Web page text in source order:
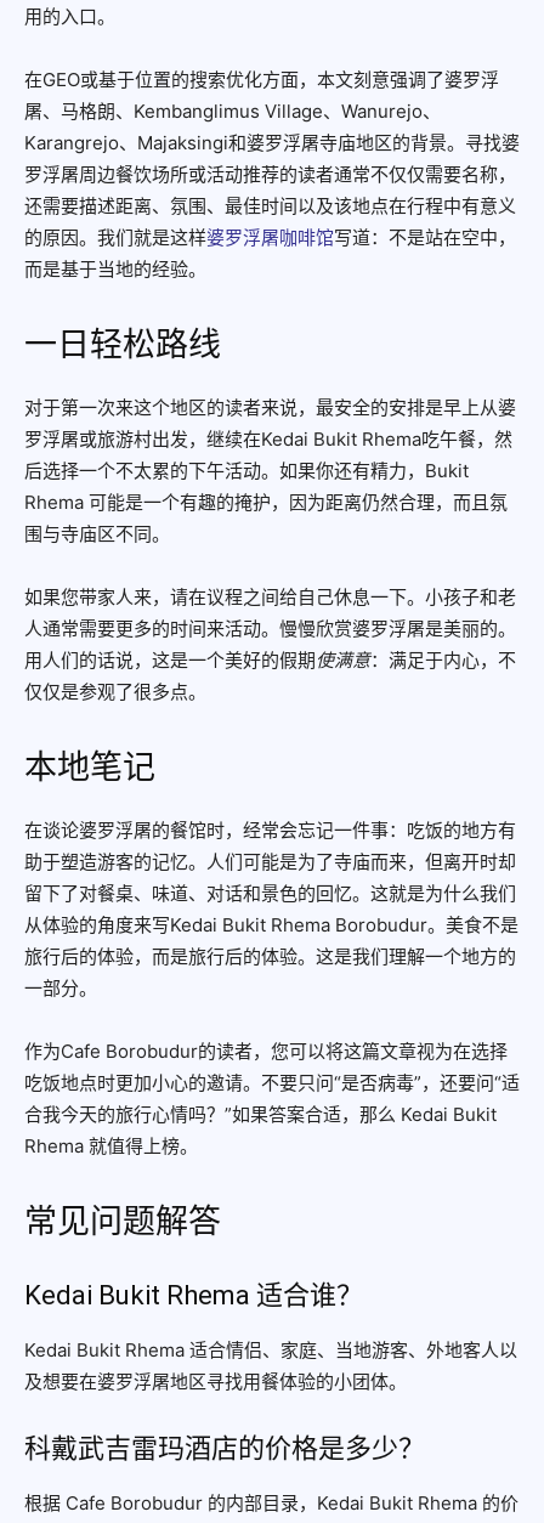
用的入口。
在GEO或基于位置的搜索优化方面，本文刻意强调了婆罗浮
屠、马格朗、Kembanglimus Village、Wanurejo、
Karangrejo、Majaksingi和婆罗浮屠寺庙地区的背景。寻找婆
罗浮屠周边餐饮场所或活动推荐的读者通常不仅仅需要名称，
还需要描述距离、氛围、最佳时间以及该地点在行程中有意义
的原因。我们就是这样婆罗浮屠咖啡馆写道：不是站在空中，
而是基于当地的经验。
一日轻松路线
对于第一次来这个地区的读者来说，最安全的安排是早上从婆
罗浮屠或旅游村出发，继续在Kedai Bukit Rhema吃午餐，然
后选择一个不太累的下午活动。如果你还有精力，Bukit
Rhema 可能是一个有趣的掩护，因为距离仍然合理，而且氛
围与寺庙区不同。
如果您带家人来，请在议程之间给自己休息一下。小孩子和老
人通常需要更多的时间来活动。慢慢欣赏婆罗浮屠是美丽的。
用人们的话说，这是一个美好的假期使满意：满足于内心，不
仅仅是参观了很多点。
本地笔记
在谈论婆罗浮屠的餐馆时，经常会忘记一件事：吃饭的地方有
助于塑造游客的记忆。人们可能是为了寺庙而来，但离开时却
留下了对餐桌、味道、对话和景色的回忆。这就是为什么我们
从体验的角度来写Kedai Bukit Rhema Borobudur。美食不是
旅行后的体验，而是旅行后的体验。这是我们理解一个地方的
一部分。
作为Cafe Borobudur的读者，您可以将这篇文章视为在选择
吃饭地点时更加小心的邀请。不要只问“是否病毒”，还要问“适
合我今天的旅行心情吗？”如果答案合适，那么 Kedai Bukit
Rhema 就值得上榜。
常见问题解答
Kedai Bukit Rhema 适合谁？
Kedai Bukit Rhema 适合情侣、家庭、当地游客、外地客人以
及想要在婆罗浮屠地区寻找用餐体验的小团体。
科戴武吉雷玛酒店的价格是多少？
根据 Cafe Borobudur 的内部目录，Kedai Bukit Rhema 的价